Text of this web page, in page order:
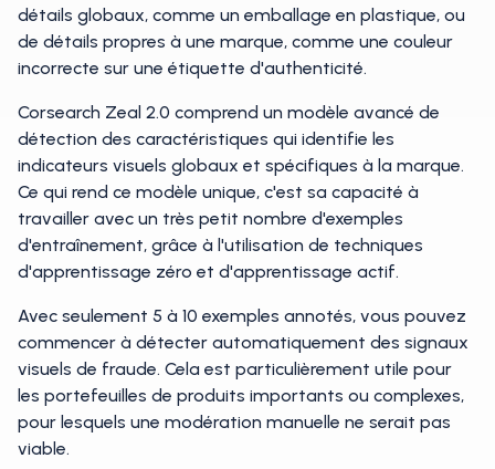
détails globaux, comme un emballage en plastique, ou
de détails propres à une marque, comme une couleur
incorrecte sur une étiquette d'authenticité.
Corsearch Zeal 2.0 comprend un modèle avancé de
détection des caractéristiques qui identifie les
indicateurs visuels globaux et spécifiques à la marque.
Ce qui rend ce modèle unique, c'est sa capacité à
travailler avec un très petit nombre d'exemples
d'entraînement, grâce à l'utilisation de techniques
d'apprentissage zéro et d'apprentissage actif.
Avec seulement 5 à 10 exemples annotés, vous pouvez
commencer à détecter automatiquement des signaux
visuels de fraude. Cela est particulièrement utile pour
les portefeuilles de produits importants ou complexes,
pour lesquels une modération manuelle ne serait pas
viable.